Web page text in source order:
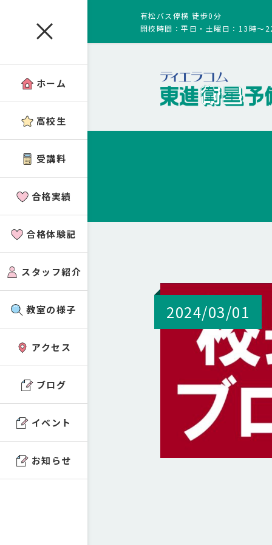
有松バス停横 徒歩0分
開校時間：平日・土曜日：13時
ホーム
高校生
受講料
合格実績
合格体験記
スタッフ紹介
教室の様子
アクセス
ブログ
イベント
お知らせ
2024/03/01